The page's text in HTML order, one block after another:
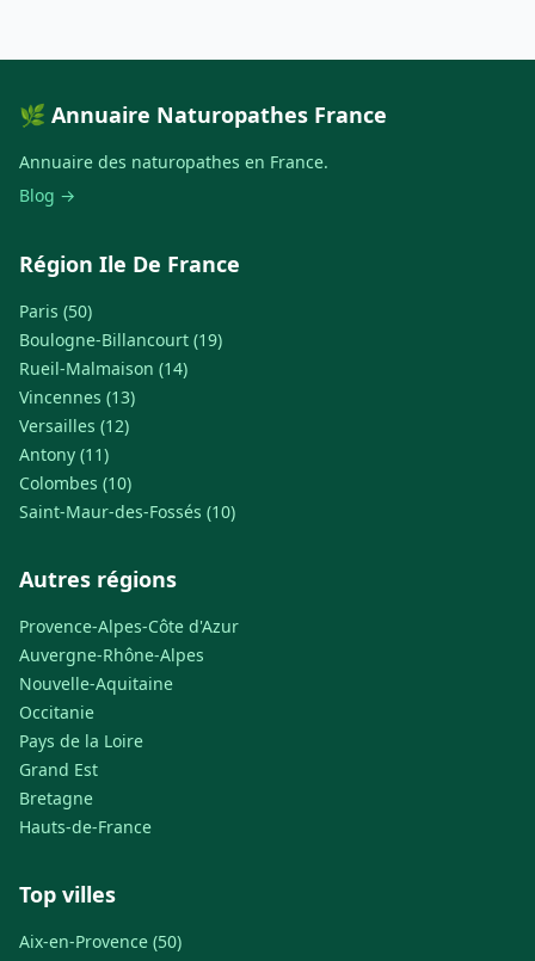
🌿 Annuaire Naturopathes France
Annuaire des naturopathes en France.
Blog →
Région Ile De France
Paris (50)
Boulogne-Billancourt (19)
Rueil-Malmaison (14)
Vincennes (13)
Versailles (12)
Antony (11)
Colombes (10)
Saint-Maur-des-Fossés (10)
Autres régions
Provence-Alpes-Côte d'Azur
Auvergne-Rhône-Alpes
Nouvelle-Aquitaine
Occitanie
Pays de la Loire
Grand Est
Bretagne
Hauts-de-France
Top villes
Aix-en-Provence (50)